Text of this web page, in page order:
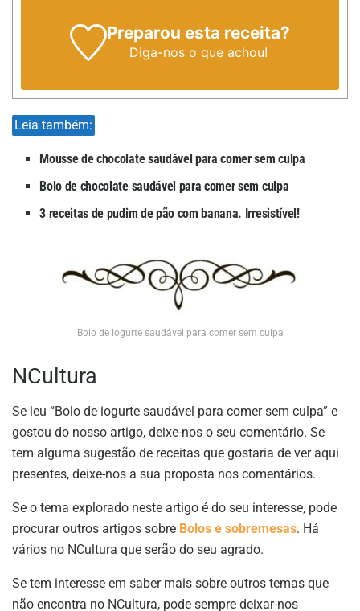
Preparou esta receita?
Diga-noso que achou!
Leia também:
Mousse de chocolate saudável para comer sem culpa
Bolo de chocolate saudável para comer sem culpa
3 receitas de pudim de pão com banana. Irresistível!
Bolo de iogurte saudável para comer sem culpa
NCultura
Se leu “Bolo de iogurte saudável para comer sem culpa” e
gostou do nosso artigo, deixe-nos o seu comentário. Se
tem alguma sugestão de receitas que gostaria de ver aqui
presentes, deixe-nos a sua proposta nos comentários.
Se o tema explorado neste artigo é do seu interesse, pode
procurar outros artigos sobre Bolos e sobremesas. Há
vários no NCultura que serão do seu agrado.
Se tem interesse em saber mais sobre outros temas que
não encontra no NCultura, pode sempre deixar-nos